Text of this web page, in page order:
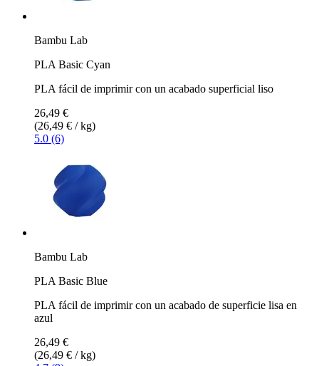
Bambu Lab
PLA Basic Cyan
PLA fácil de imprimir con un acabado superficial liso
26,49 €
(26,49 € / kg)
5.0 (6)
Bambu Lab
PLA Basic Blue
PLA fácil de imprimir con un acabado de superficie lisa en
azul
26,49 €
(26,49 € / kg)